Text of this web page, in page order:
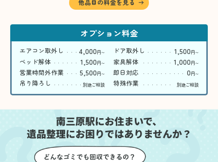
他品目の料金を見る
オプション料金
エアコン取外し 4,000円〜 ドア取外し 1,500円〜
ベッド解体 1,500円〜 家具解体 1,000円〜
営業時間外作業 5,500円〜 即日対応 0円〜
吊り降ろし 別途ご相談 特殊作業 別途ご相談
南三原駅にお住まいで、
遺品整理にお困りではありませんか？